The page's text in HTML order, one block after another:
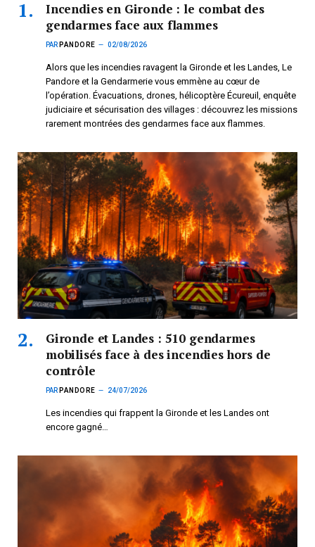
Incendies en Gironde : le combat des
gendarmes face aux flammes
PAR PANDORE 02/08/2026
Alors que les incendies ravagent la Gironde et les Landes, Le
Pandore et la Gendarmerie vous emmène au cœur de
l’opération. Évacuations, drones, hélicoptère Écureuil, enquête
judiciaire et sécurisation des villages : découvrez les missions
rarement montrées des gendarmes face aux flammes.
Gironde et Landes : 510 gendarmes
mobilisés face à des incendies hors de
contrôle
PAR PANDORE 24/07/2026
Les incendies qui frappent la Gironde et les Landes ont
encore gagné…